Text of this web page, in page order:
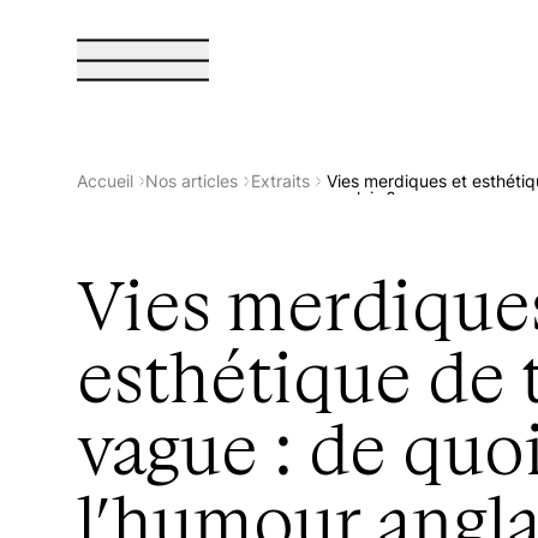
À propos de Sphères
Boutique
La collection Sphères
Accueil
Sphères Magazine
Nos articles Extraits
Vies merdiques et
anglais ?
Vies
esthétique de
vague : de